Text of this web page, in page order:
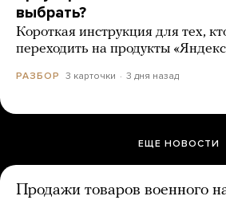
выбрать?
Короткая инструкция для тех,
переходить на продукты
РАЗБОР 3 карточки 3 дня назад
ЕЩЕ НОВОСТИ
Продажи товаров военного